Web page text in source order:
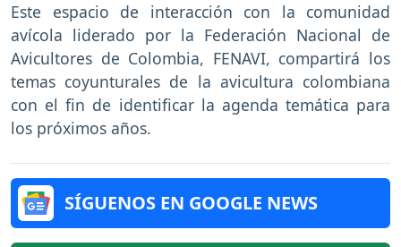
Este espacio de interacción con la comunidad
avícola liderado por la Federación Nacional de
Avicultores de Colombia, FENAVI, compartirá los
temas coyunturales de la avicultura colombiana
con el fin de identificar la agenda temática para
los próximos años.
SÍGUENOS EN GOOGLE NEWS